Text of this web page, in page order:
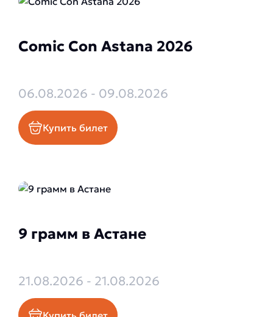
Comic Con Astana 2026
06.08.2026 - 09.08.2026
Купить билет
9 грамм в Астане
21.08.2026 - 21.08.2026